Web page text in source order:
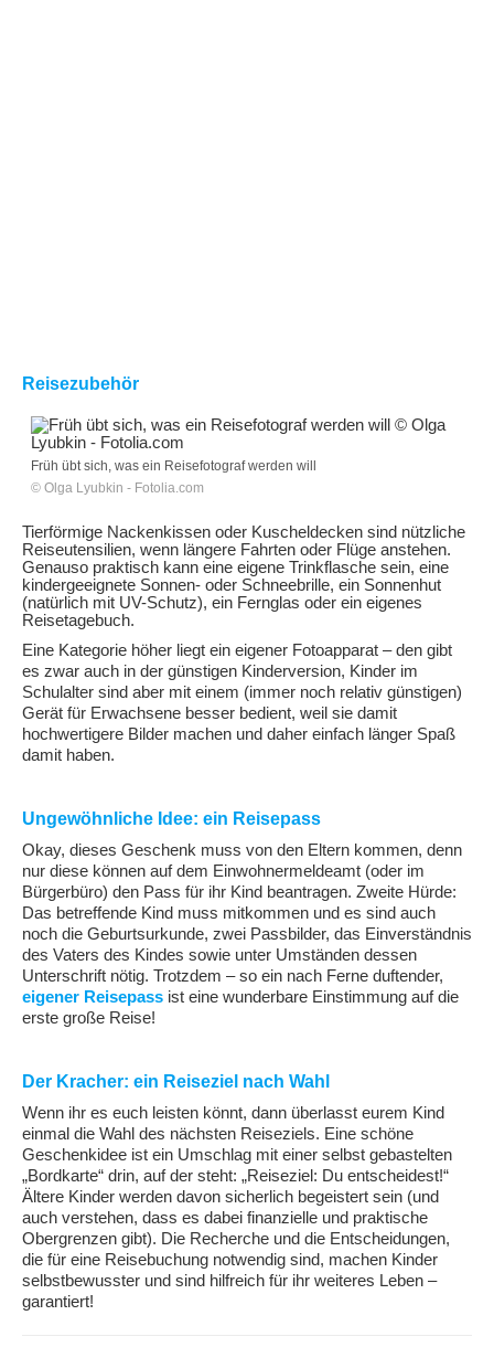
Reisezubehör
Früh übt sich, was ein Reisefotograf werden will
© Olga Lyubkin - Fotolia.com
Tierförmige Nackenkissen oder Kuscheldecken sind nützliche
Reiseutensilien, wenn längere Fahrten oder Flüge anstehen.
Genauso praktisch kann eine eigene Trinkflasche sein, eine
kindergeeignete Sonnen- oder Schneebrille, ein Sonnenhut
(natürlich mit UV-Schutz), ein Fernglas oder ein eigenes
Reisetagebuch.
Eine Kategorie höher liegt ein eigener Fotoapparat – den gibt
es zwar auch in der günstigen Kinderversion, Kinder im
Schulalter sind aber mit einem (immer noch relativ günstigen)
Gerät für Erwachsene besser bedient, weil sie damit
hochwertigere Bilder machen und daher einfach länger Spaß
damit haben.
Ungewöhnliche Idee: ein Reisepass
Okay, dieses Geschenk muss von den Eltern kommen, denn
nur diese können auf dem Einwohnermeldeamt (oder im
Bürgerbüro) den Pass für ihr Kind beantragen. Zweite Hürde:
Das betreffende Kind muss mitkommen und es sind auch
noch die Geburtsurkunde, zwei Passbilder, das Einverständnis
des Vaters des Kindes sowie unter Umständen dessen
Unterschrift nötig. Trotzdem – so ein nach Ferne duftender,
eigener Reisepass ist eine wunderbare Einstimmung auf die
erste große Reise!
Der Kracher: ein Reiseziel nach Wahl
Wenn ihr es euch leisten könnt, dann überlasst eurem Kind
einmal die Wahl des nächsten Reiseziels. Eine schöne
Geschenkidee ist ein Umschlag mit einer selbst gebastelten
„Bordkarte“ drin, auf der steht: „Reiseziel: Du entscheidest!“
Ältere Kinder werden davon sicherlich begeistert sein (und
auch verstehen, dass es dabei finanzielle und praktische
Obergrenzen gibt). Die Recherche und die Entscheidungen,
die für eine Reisebuchung notwendig sind, machen Kinder
selbstbewusster und sind hilfreich für ihr weiteres Leben –
garantiert!